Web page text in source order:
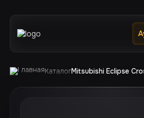
Главная
Каталог
Клиентам
Отслеживание
Контакты
КаталогMitsubishi Eclipse